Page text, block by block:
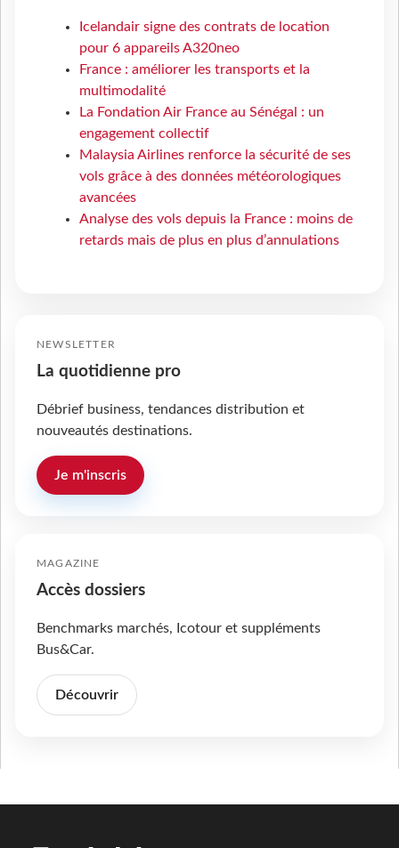
Icelandair signe des contrats de location
pour 6 appareils A320neo
France : améliorer les transports et la
multimodalité
La Fondation Air France au Sénégal : un
engagement collectif
Malaysia Airlines renforce la sécurité de ses
vols grâce à des données météorologiques
avancées
Analyse des vols depuis la France : moins de
retards mais de plus en plus d’annulations
NEWSLETTER
La quotidienne pro
Débrief business, tendances distribution et
nouveautés destinations.
Je m'inscris
MAGAZINE
Accès dossiers
Benchmarks marchés, Icotour et suppléments
Bus&Car.
Découvrir